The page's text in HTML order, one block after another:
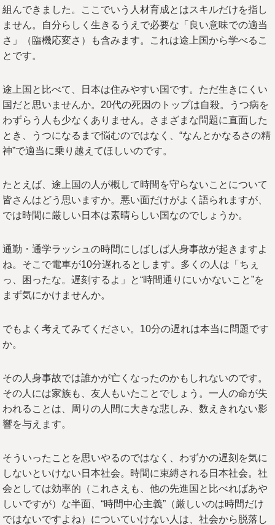
組んできました。ここでいう人材育成とはスキルだけを指し
ません。自分らしく生きるうえで必要な「良い意味での適当
さ」（臨機応変さ）も含みます。これは途上国から学べるこ
とです。
途上国と比べて、日本は住みやすい国です。ただ生きにくい
国だと思いませんか。20代の死因のトップは自殺。うつ病を
わずらう人も少なくありません。さまざまな問題に直面した
とき、うつになるまで悩むのではなく、“なんとかなるさの精
神”で適当に乗り越えてほしいのです。
たとえば、途上国の人が概して時間を守らないことについて
皆さんはどう思いますか。悪い面だけがよく語られますが、
では時間に厳しい日本は素晴らしい国なのでしょうか。
通勤・通学ラッシュの時間にしばしば人身事故が起きますよ
ね。そこで電車が10分遅れるとします。多くの人は「ちぇ
っ、困ったな。遅刻するよ」と“時間通りにいかないこと”を
まず気にかけませんか。
でもよく考えてみてください。10分の遅れは本当に問題です
か。
その人身事故では誰かが亡くなったのかもしれないのです。
その人には家族も、友人もいたことでしょう。一人の命が失
われることは、周りの人間に大きな悲しみ、数えきれない影
響を与えます。
そういったことを思いやるのではなく、わずかの遅刻を気に
しないといけない日本社会。時間に束縛される日本社会。社
会としては効率的（これさえも、他の先進国と比べればあや
しいですが）な半面、“時間中心主義”（厳しいのは時間だけ
ではないですよね）についていけない人は、社会から脱落し